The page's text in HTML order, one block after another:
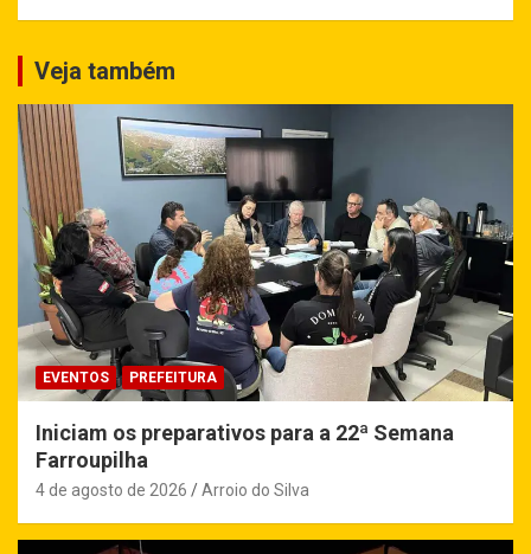
Veja também
EVENTOS PREFEITURA
Iniciam os preparativos para a 22ª Semana
Farroupilha
4 de agosto de 2026 Arroio do Silva